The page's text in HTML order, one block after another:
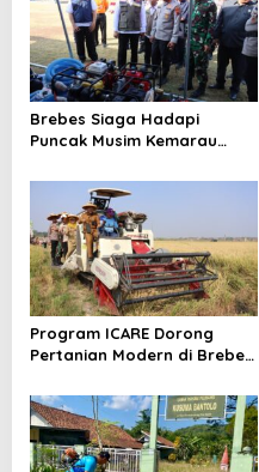
Brebes Siaga Hadapi
Puncak Musim Kemarau
Kesiapsiagaan Bencana dan
Karhutla
Program ICARE Dorong
Pertanian Modern di Brebes,
Tembus 10,2 Ton per Hektare